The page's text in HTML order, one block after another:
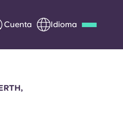
Cuenta Idioma